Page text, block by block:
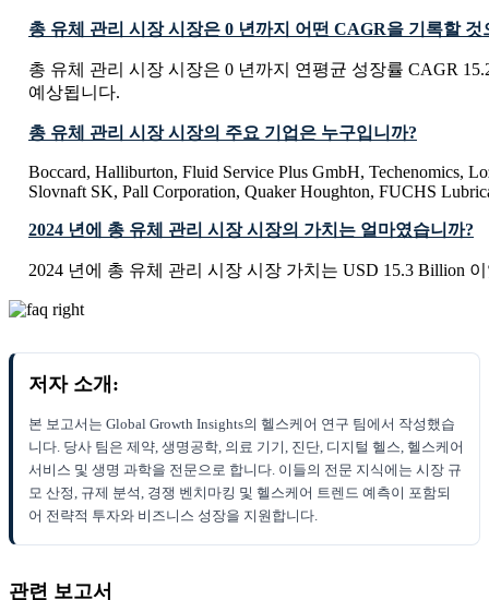
총 유체 관리 시장 시장은 0 년까지 어떤 CAGR을 기록할 것
총 유체 관리 시장 시장은 0 년까지 연평균 성장률 CAGR
예상됩니다.
총 유체 관리 시장 시장의 주요 기업은 누구입니까?
Boccard, Halliburton, Fluid Service Plus GmbH, Techenomics,
Slovnaft SK, Pall Corporation, Quaker Houghton, FUCHS
2024 년에 총 유체 관리 시장 시장의 가치는 얼마였습니까?
2024 년에 총 유체 관리 시장 시장 가치는 USD 15.3 Billion
저자 소개:
본 보고서는 Global Growth Insights의 헬스케어 연구 팀에서 작성했습
니다. 당사 팀은 제약, 생명공학, 의료 기기, 진단, 디지털 헬스, 헬스케어
서비스 및 생명 과학을 전문으로 합니다. 이들의 전문 지식에는 시장 규
모 산정, 규제 분석, 경쟁 벤치마킹 및 헬스케어 트렌드 예측이 포함되
어 전략적 투자와 비즈니스 성장을 지원합니다.
관련 보고서